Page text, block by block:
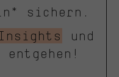
sichern.
Insights
und